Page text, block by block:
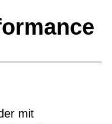
mit